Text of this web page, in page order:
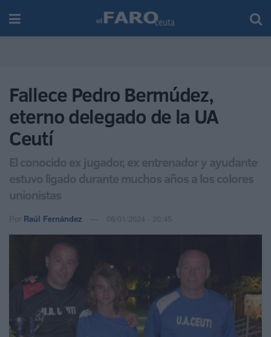
Fallece Pedro Bermúdez,
eterno delegado de la UA
Ceutí
El conocido ex jugador, ex entrenador y ayudante
estuvo ligado durante muchos años a los colores
unionistas
Por Raúl Fernández 08/01/2024 - 20:45